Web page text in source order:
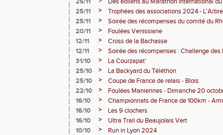
25/11
>
Trophées des associations 2024 -
25/11
>
Soirée des récompenses du comité du
20/11
>
Foulées Venissiane
12/11
>
Cross de la Bachasse
12/11
>
Soirée des récompenses : Challenge des
31/10
>
La Courzapat'
25/10
>
La Backyard du Téléthon
25/10
>
Coupe de France de relais - Blois
22/10
>
Foulées Maniennes - Dimanche 20
16/10
>
Championnats de France de 100km -
16/10
>
Les 9 clochers
16/10
>
Ultra Trail du Beaujolais Vert
10/10
>
Run in Lyon 2024